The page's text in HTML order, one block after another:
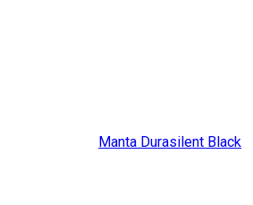
Manta Durasilent Black